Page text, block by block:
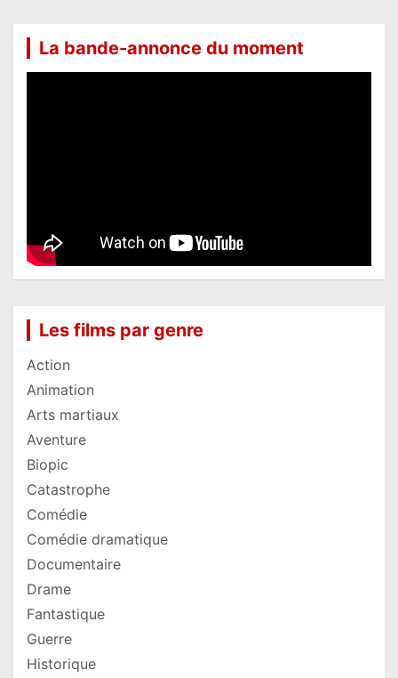
La bande-annonce du moment
Les films par genre
Action
Animation
Arts martiaux
Aventure
Biopic
Catastrophe
Comédie
Comédie dramatique
Documentaire
Drame
Fantastique
Guerre
Historique